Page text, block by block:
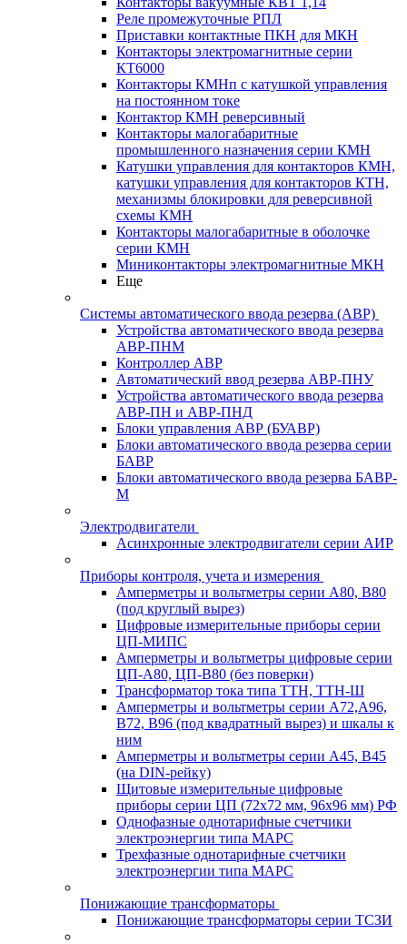
Реле промежуточные РПЛ
Приставки контактные ПКН для МКН
Контакторы электромагнитные серии
КТ6000
Контакторы КМНп с катушкой управления
на постоянном токе
Контактор КМН реверсивный
Контакторы малогабаритные
промышленного назначения серии КМН
Катушки управления для контакторов КМН,
катушки управления для контакторов КТН,
механизмы блокировки для реверсивной
схемы КМН
Контакторы малогабаритные в оболочке
серии КМН
Миниконтакторы электромагнитные МКН
Еще
Системы автоматического ввода резерва (АВР)
Устройства автоматического ввода резерва
АВР-ПНМ
Контроллер АВР
Автоматический ввод резерва АВР-ПНУ
Устройства автоматического ввода резерва
АВР-ПН и АВР-ПНД
Блоки управления АВР (БУАВР)
Блоки автоматического ввода резерва серии
БАВР
Блоки автоматического ввода резерва БАВР-
М
Электродвигатели
Асинхронные электродвигатели серии АИР
Приборы контроля, учета и измерения
Амперметры и вольтметры серии А80, В80
(под круглый вырез)
Цифровые измерительные приборы серии
ЦП-МИПС
Амперметры и вольтметры цифровые серии
ЦП-А80, ЦП-В80 (без поверки)
Трансформатор тока типа ТТН, ТТН-Ш
Амперметры и вольтметры серии А72,А96,
В72, В96 (под квадратный вырез) и шкалы к
ним
Амперметры и вольтметры серии А45, В45
(на DIN-рейку)
Щитовые измерительные цифровые
приборы серии ЦП (72х72 мм, 96х96 мм) РФ
Однофазные однотарифные счетчики
электроэнергии типа МАРС
Трехфазные однотарифные счетчики
электроэнергии типа МАРС
Понижающие трансформаторы
Понижающие трансформаторы серии ТСЗИ